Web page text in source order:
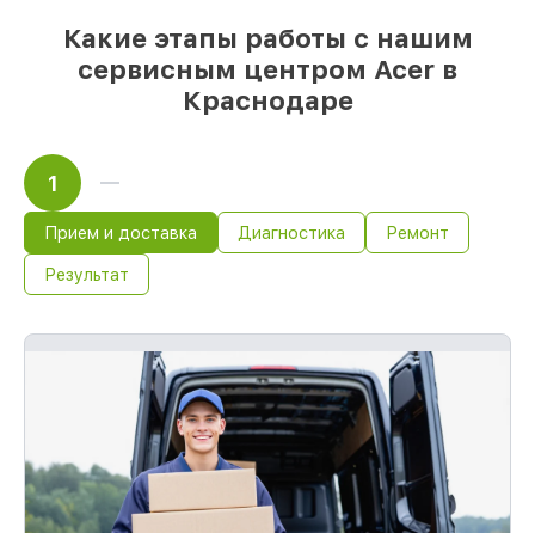
Какие этапы работы с нашим
сервисным центром Acer в
Краснодаре
1
Прием и доставка Диагностика Ремонт
Результат